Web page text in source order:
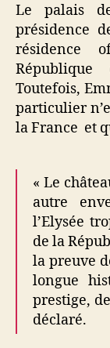
Le palais
présidence
résidence
Toutefois,
particulier
la France et
« Le
autre
l’Elysée
de la
la preuve
longue
prestige,
déclaré.